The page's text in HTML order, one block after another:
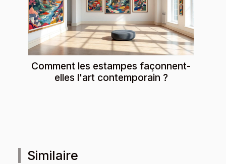
Comment les estampes façonnent-
elles l'art contemporain ?
Similaire